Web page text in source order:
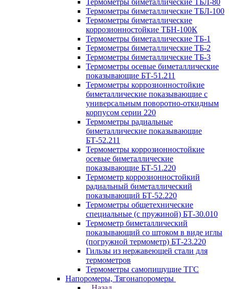
Термометры биметаллические ТБЛ-80
Термометры биметаллические ТБЛ-100
Термометры биметаллические
коррозионностойкие ТБН-100К
Термометры биметаллические ТБ-1
Термометры биметаллические ТБ-2
Термометры биметаллические ТБ-3
Термометры осевые биметаллические
показывающие БТ-51.211
Термометры коррозионностойкие
биметаллические показывающие с
универсальным поворотно-откидным
корпусом серии 220
Термометры радиальные
биметаллические показывающие
БТ-52.211
Термометры коррозионностойкие
осевые биметаллические
показывающие БТ-51.220
Термометр коррозионностойкий
радиальный биметаллический
показывающий БТ-52.220
Термометры общетехнические
специальные (с пружиной) БТ-30.010
Термометр биметаллический
показывающий со штоком в виде иглы
(погружной термометр) БТ-23.220
Гильзы из нержавеющей стали для
термометров
Термометры самопишущие ТГС
Напоромеры, Тягонапоромеры